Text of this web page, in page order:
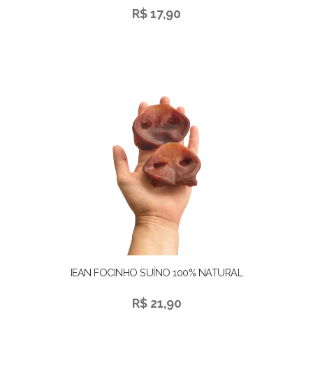
R$ 17,90
IEAN FOCINHO SUÍNO 100% NATURAL
R$ 21,90